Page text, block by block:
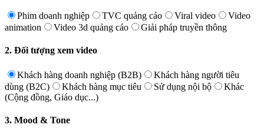
Phim doanh nghiệp TVC quảng cáo Viral video
Video
animation
Video 3d quảng cáo Giải pháp truyền thông
2. Đối tượng xem video
Khách hàng doanh nghiệp (B2B)
Khách hàng người tiêu
dùng (B2C)
Khách hàng mục tiêu Sử dụng nội bộ
Khác
(Cộng đồng, Giáo dục...)
3. Mood & Tone